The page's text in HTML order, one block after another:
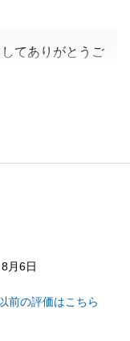
し上げておりま
。
てありがとうご
事にお引き渡し
業務に勤しんで
月6日
前の評価はこちら